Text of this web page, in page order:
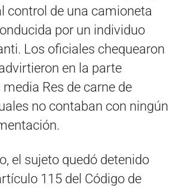
control de una camioneta
por un individuo
Los oficiales chequearon
en la parte
Res de carne de
no contaban con ningún
el sujeto quedó detenido
115 del Código de